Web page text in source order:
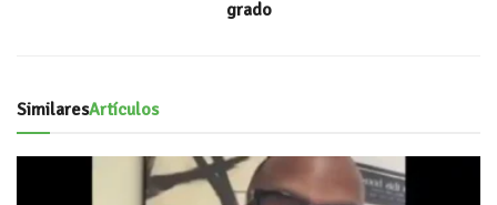
grado
SimilaresArtículos